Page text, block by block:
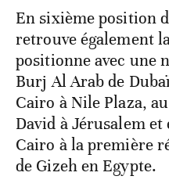
En sixième position
retrouve également
positionne avec une
Burj Al Arab de
Cairo à Nile Plaza,
David à Jérusalem
Cairo à la première
de Gizeh en Egypte.